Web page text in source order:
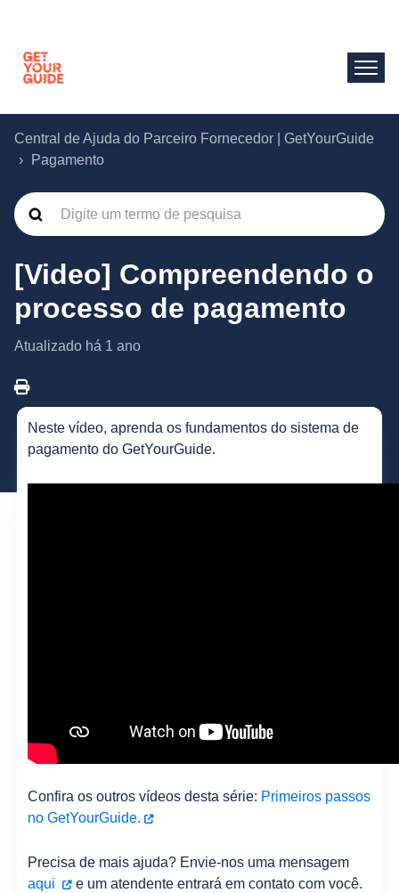
Central de Ajuda do Parceiro Fornecedor | GetYourGuide
Pagamento
[Video] Compreendendo o
processo de pagamento
Atualizado há 1 ano
Neste vídeo, aprenda os fundamentos do sistema de
pagamento do GetYourGuide.
Confira os outros vídeos desta série: Primeiros passos
no GetYourGuide.
Precisa de mais ajuda? Envie-nos uma mensagem
aqui
e um atendente entrará em contato com você.